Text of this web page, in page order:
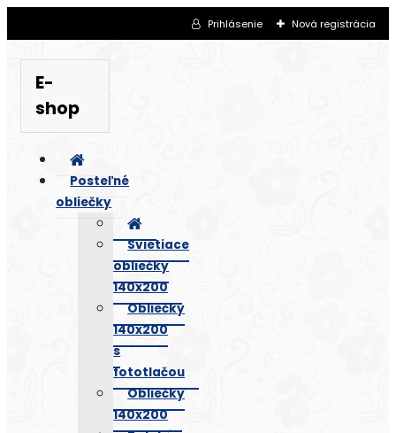
Prihlásenie Nová registrácia
E-
shop
Posteľné
obliečky
Svietiace
obliečky
140x200
Obliečky
140x200
s
fototlačou
Obliečky
140x200